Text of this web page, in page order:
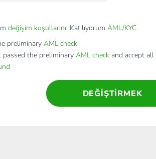
değişim koşullarını. Katılıyorum AML/KYC
preliminary AML check
the preliminary AML checkand accept all
DEĞIŞTIRMEK